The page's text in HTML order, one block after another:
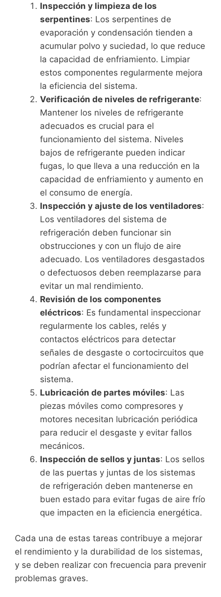
Inspección y limpieza de los
serpentines: Los serpentines de
evaporación y condensación tienden a
acumular polvo y suciedad, lo que reduce
la capacidad de enfriamiento. Limpiar
estos componentes regularmente mejora
la eficiencia del sistema.
Verificación de niveles de refrigerante:
Mantener los niveles de refrigerante
adecuados es crucial para el
funcionamiento del sistema. Niveles
bajos de refrigerante pueden indicar
fugas, lo que lleva a una reducción en la
capacidad de enfriamiento y aumento en
el consumo de energía.
Inspección y ajuste de los ventiladores:
Los ventiladores del sistema de
refrigeración deben funcionar sin
obstrucciones y con un flujo de aire
adecuado. Los ventiladores desgastados
o defectuosos deben reemplazarse para
evitar un mal rendimiento.
Revisión de los componentes
eléctricos: Es fundamental inspeccionar
regularmente los cables, relés y
contactos eléctricos para detectar
señales de desgaste o cortocircuitos que
podrían afectar el funcionamiento del
sistema.
Lubricación de partes móviles: Las
piezas móviles como compresores y
motores necesitan lubricación periódica
para reducir el desgaste y evitar fallos
mecánicos.
Inspección de sellos y juntas: Los sellos
de las puertas y juntas de los sistemas
de refrigeración deben mantenerse en
buen estado para evitar fugas de aire frío
que impacten en la eficiencia energética.
Cada una de estas tareas contribuye a mejorar
el rendimiento y la durabilidad de los sistemas,
y se deben realizar con frecuencia para prevenir
problemas graves.